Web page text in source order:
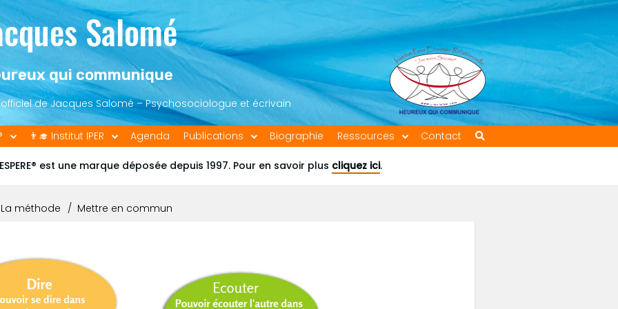
Salomé
qui communique
officiel de Jacques Salomé – Psychosociologue et écrivain
👨‍🎓 Institut IPER Agenda Publications Biographie Ressources Contact
est une marque déposée depuis 1997. Pour en savoir plus cliquez ici.
La méthode Mettre en commun